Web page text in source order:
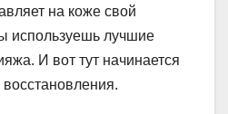
на коже свой
используешь лучшие
И вот тут начинается